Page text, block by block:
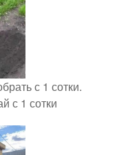
с 1 сотки.
с 1 сотки